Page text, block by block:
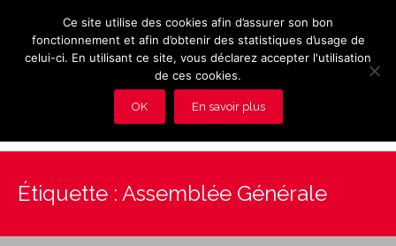
Les rendez-vous du club
Étiquette : Assemblée Générale
Ce site utilise des cookies afin d’assurer son bon
fonctionnement et afin d’obtenir des statistiques d’usage de
celui-ci. En utilisant ce site, vous déclarez accepter l'utilisation
de ces cookies.
OK En savoir plus